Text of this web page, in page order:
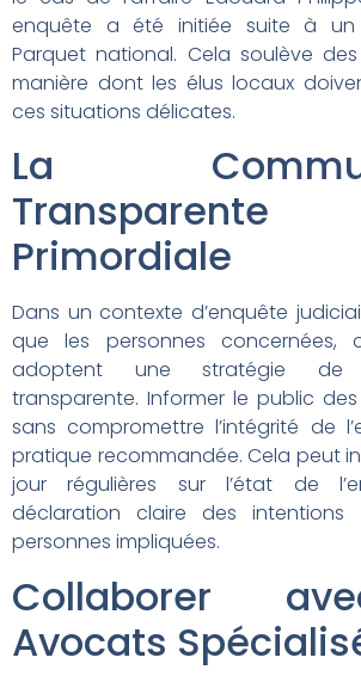
enquête a été initiée suite à un
Parquet national. Cela soulève
manière dont les élus locaux
ces situations délicates.
La
Primordiale
Dans un contexte d’enquête
que les personnes concernées,
adoptent une stratégie de
transparente. Informer le public
sans compromettre l’intégrité de
pratique recommandée. Cela peut
jour régulières sur l’état de
déclaration claire des
personnes impliquées.
Collaborer
Avocats